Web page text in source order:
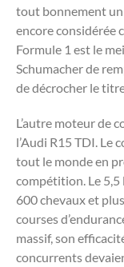
tout bonnement un
encore considérée
Formule 1 est le
Schumacher de
de décrocher le
L’autre moteur de
l’Audi R15 TDI. Le
tout le monde en
compétition. Le
600 chevaux et
courses
massif, son
concurrents